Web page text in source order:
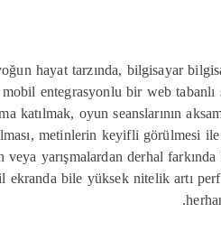
hayat tarzında, bilgisayar
entegrasyonlu bir web
katılmak, oyun seanslarının
metinlerin keyifli görülmesi
veya yarışmalardan derhal
ekranda bile yüksek nitelik artı